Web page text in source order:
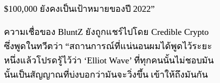
$100,000 ยังคงเป็นเป้าหมายของปี 2022”
ความเชื่อของ BluntZ ยังถูกแชร์ไปโดย Credible Crypto
ซึ่งพูดในทวีตว่า “สถานการณ์ที่แน่นอนผมได้พูดไว้ระยะ
หนึ่งแล้วโปรดรู้ไว้ว่า ‘Elliot Wave’ ที่ทุกคนนั้นไม่ชอบมัน
นั้นเป็นสัญญาณที่บ่งบอกว่ามันจะวิ่งขึ้น เข้าให้ถึงมันกัน